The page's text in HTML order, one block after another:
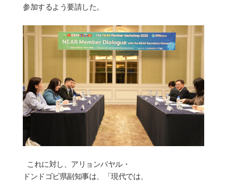
参加するよう要請した。
これに対し、アリョンバヤル・
ドンドゴビ県副知事は、「現代では、